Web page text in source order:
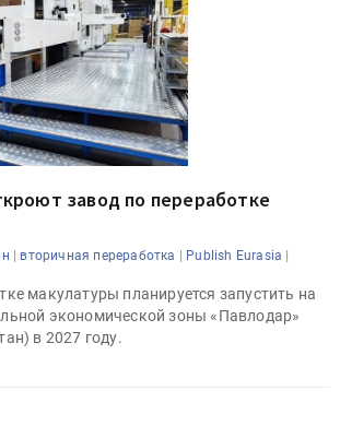
завод по переработке
| вторичная переработка | Publish Eurasia |
макулатуры планируется запустить на
экономической зоны «Павлодар»
в 2027 году.